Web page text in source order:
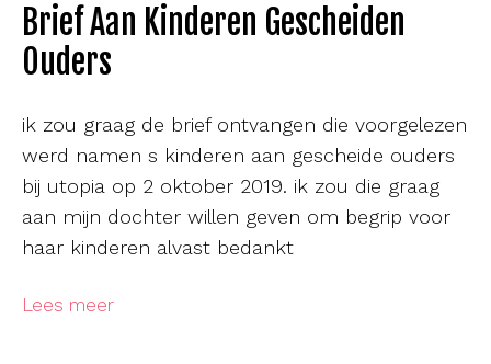
Brief Aan Kinderen Gescheiden
Ouders
ik zou graag de brief ontvangen die voorgelezen
werd namen s kinderen aan gescheide ouders
bij utopia op 2 oktober 2019. ik zou die graag
aan mijn dochter willen geven om begrip voor
haar kinderen alvast bedankt
Lees meer